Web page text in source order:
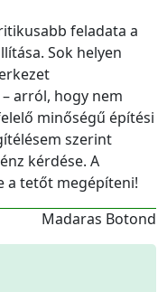
feladata a
Sok helyen
arról, hogy nem
minőségű építési
szerint
kérdése. A
a tetőt megépíteni!
Madaras Botond